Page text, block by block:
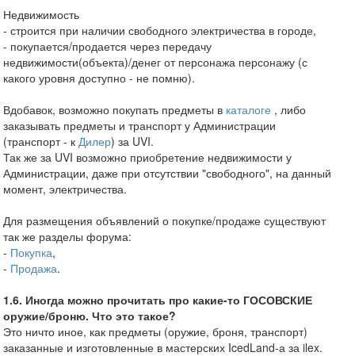
Недвижимость
- строится при наличии свободного электричества в городе,
- покупается/продается через передачу
недвижимости(объекта)/денег от персонажа персонажу (с
какого уровня доступно - не помню).
Вдобавок, возможно покупать предметы в каталоге , либо
заказывать предметы и транспорт у Администрации
(транспорт - к Дилер) за UVI.
Так же за UVI возможно приобретение недвижимости у
Администрации, даже при отсутствии "свободного", на данный
момент, электричества.
Для размещения объявлений о покупке/продаже существуют
так же разделы форума:
- Покупка,
- Продажа.
1.6. Иногда можно прочитать про какие-то ГОСОВСКИЕ
оружие/броню. Что это такое?
Это ничто иное, как предметы (оружие, броня, транспорт)
заказанные и изготовленные в мастерских IcedLand-а за ilex.